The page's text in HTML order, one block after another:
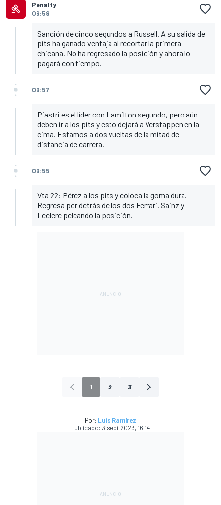
Penalty
09:59
Sanción de cinco segundos a Russell. A su salida de
pits ha ganado ventaja al recortar la primera
chicana. No ha regresado la posición y ahora lo
pagará con tiempo.
09:57
Piastri es el líder con Hamilton segundo, pero aún
deben ir a los pits y esto dejará a Verstappen en la
cima. Estamos a dos vueltas de la mitad de
distancia de carrera.
09:55
Vta 22: Pérez a los pits y coloca la goma dura.
Regresa por detrás de los dos Ferrari. Sainz y
Leclerc peleando la posición.
1 2 3
Por: Luis Ramírez
Publicado: 3 sept 2023, 16:14